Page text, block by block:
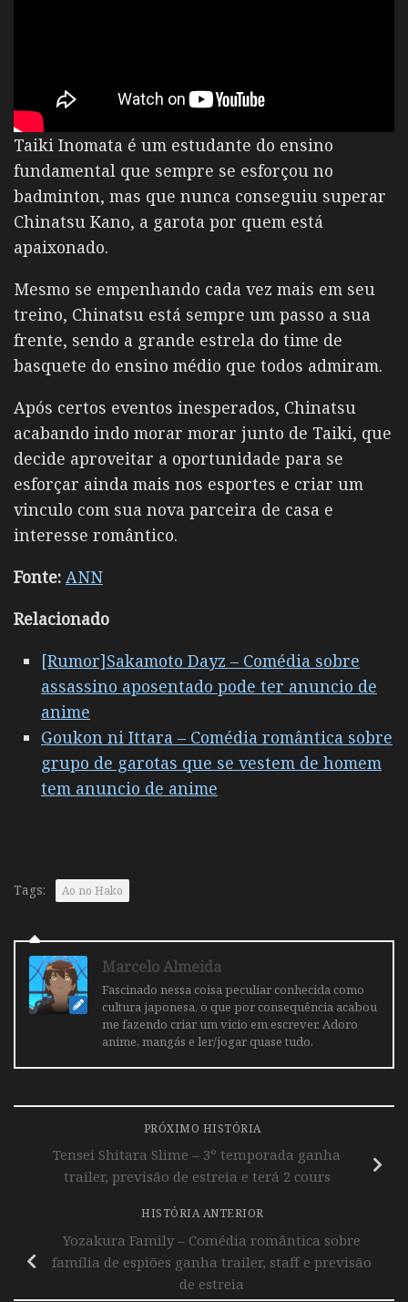
Taiki Inomata é um estudante do ensino
fundamental que sempre se esforçou no
badminton, mas que nunca conseguiu superar
Chinatsu Kano, a garota por quem está
apaixonado.
Mesmo se empenhando cada vez mais em seu
treino, Chinatsu está sempre um passo a sua
frente, sendo a grande estrela do time de
basquete do ensino médio que todos admiram.
Após certos eventos inesperados, Chinatsu
acabando indo morar morar junto de Taiki, que
decide aproveitar a oportunidade para se
esforçar ainda mais nos esportes e criar um
vinculo com sua nova parceira de casa e
interesse romântico.
Fonte: ANN
Relacionado
[Rumor]Sakamoto Dayz – Comédia sobre
assassino aposentado pode ter anuncio de
anime
Goukon ni Ittara – Comédia romântica sobre
grupo de garotas que se vestem de homem
tem anuncio de anime
Tags: Ao no Hako
Marcelo Almeida
Fascinado nessa coisa peculiar conhecida como
cultura japonesa, o que por consequência acabou
me fazendo criar um vicio em escrever. Adoro
anime, mangás e ler/jogar quase tudo.
PRÓXIMO HISTÓRIA
Tensei Shitara Slime – 3º temporada ganha
trailer, previsão de estreia e terá 2 cours
HISTÓRIA ANTERIOR
Yozakura Family – Comédia romântica sobre
família de espiões ganha trailer, staff e previsão
de estreia